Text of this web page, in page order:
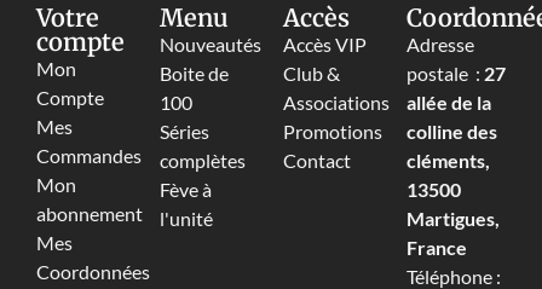
Votre
compte
Mon
Compte
Mes
Commandes
Mon
abonnement
Mes
Coordonnées
Menu
Nouveautés
Boite de
100
Séries
complètes
Fève à
l'unité
Accès
Accès VIP
Club &
Associations
Promotions
Contact
Adresse
postale : 27
allée de la
colline des
cléments,
13500
Martigues,
France
Téléphone :